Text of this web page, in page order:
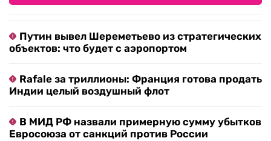
Путин вывел Шереметьево из стратегических
объектов: что будет с аэропортом
Rafale за триллионы: Франция готова продать
Индии целый воздушный флот
В МИД РФ назвали примерную сумму убытков
Евросоюза от санкций против России